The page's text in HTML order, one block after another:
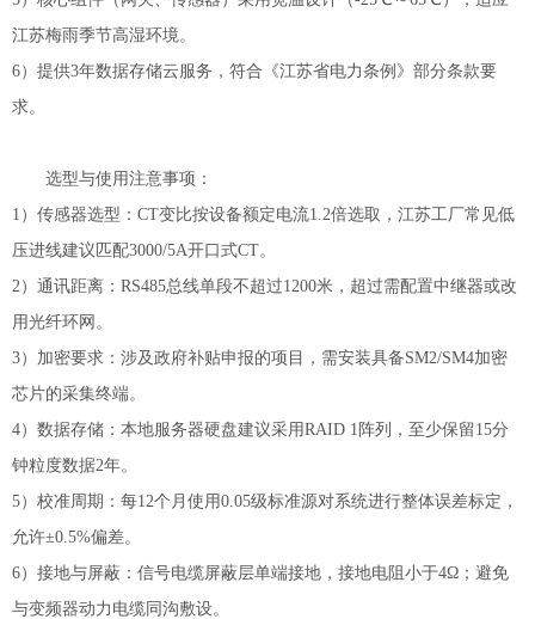
江苏梅雨季节高湿环境。
6）提供3年数据存储云服务，符合《江苏省电力条例》部分条款要
求。
选型与使用注意事项：
1）传感器选型：CT变比按设备额定电流1.2倍选取，江苏工厂常见低
压进线建议匹配3000/5A开口式CT。
2）通讯距离：RS485总线单段不超过1200米，超过需配置中继器或改
用光纤环网。
3）加密要求：涉及政府补贴申报的项目，需安装具备SM2/SM4加密
芯片的采集终端。
4）数据存储：本地服务器硬盘建议采用RAID 1阵列，至少保留15分
钟粒度数据2年。
5）校准周期：每12个月使用0.05级标准源对系统进行整体误差标定，
允许±0.5%偏差。
6）接地与屏蔽：信号电缆屏蔽层单端接地，接地电阻小于4Ω；避免
与变频器动力电缆同沟敷设。